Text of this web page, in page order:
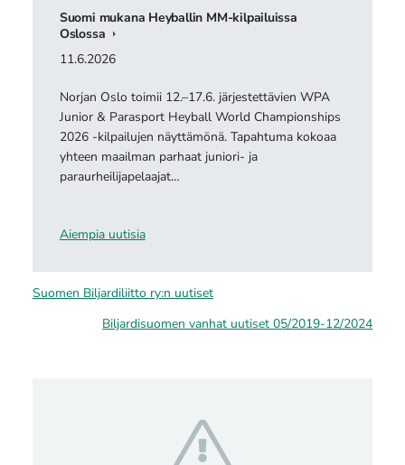
Suomi mukana Heyballin MM-kilpailuissa
Oslossa
11.6.2026
Norjan Oslo toimii 12.–17.6. järjestettävien WPA
Junior & Parasport Heyball World Championships
2026 -kilpailujen näyttämönä. Tapahtuma kokoaa
yhteen maailman parhaat juniori- ja
paraurheilijapelaajat…
Aiempia uutisia
Suomen Biljardiliitto ry:n uutiset
Biljardisuomen vanhat uutiset 05/2019-12/2024